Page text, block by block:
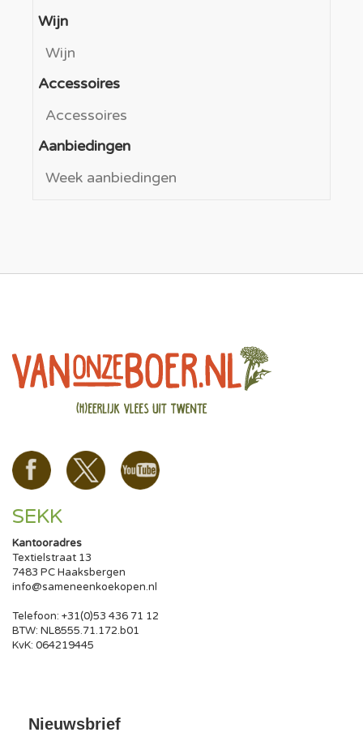
Wijn
Wijn
Accessoires
Accessoires
Aanbiedingen
Week aanbiedingen
SEKK
Kantooradres
Textielstraat 13
7483 PC Haaksbergen
info@sameneenkoekopen.nl
Telefoon: +31(0)53 436 71 12
BTW: NL8555.71.172.b01
KvK: 064219445
Nieuwsbrief